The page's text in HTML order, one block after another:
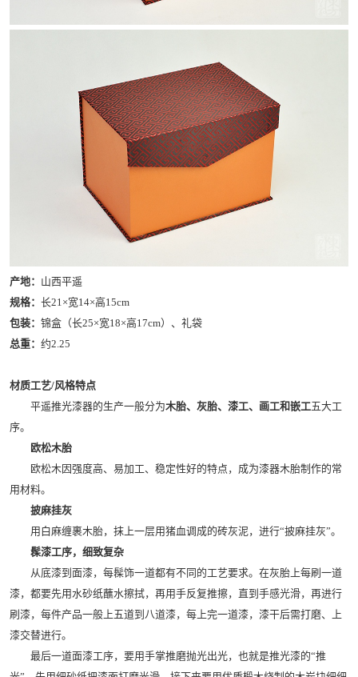
产地： 山西平遥
规格： 长21×宽14×高15cm
包装： 锦盒（长25×宽18×高17cm）、礼袋
总重： 约2.25
材质工艺/风格特点
平遥推光漆器的生产一般分为木胎、灰胎、漆工、画工和嵌工五大工
序。
欧松木胎
欧松木因强度高、易加工、稳定性好的特点，成为漆器木胎制作的常
用材料。
披麻挂灰
用白麻缠裹木胎，抹上一层用猪血调成的砖灰泥，进行“披麻挂灰”。
髹漆工序，细致复杂
从底漆到面漆，每髹饰一道都有不同的工艺要求。在灰胎上每刷一道
漆，都要先用水砂纸蘸水擦拭，再用手反复推擦，直到手感光滑，再进行
刷漆，每件产品一般上五道到八道漆，每上完一道漆，漆干后需打磨、上
漆交替进行。
最后一道面漆工序，要用手掌推磨抛光出光，也就是推光漆的“推